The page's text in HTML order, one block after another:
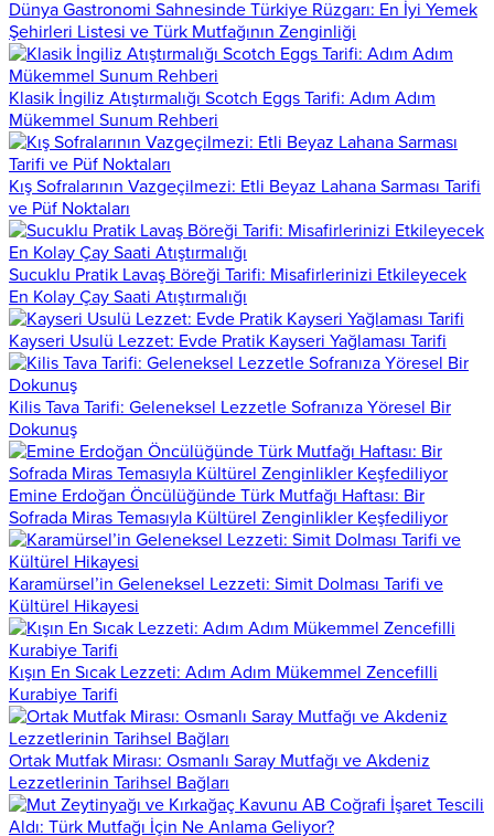
Dünya Gastronomi Sahnesinde Türkiye Rüzgarı: En İyi Yemek
Şehirleri Listesi ve Türk Mutfağının Zenginliği
Klasik İngiliz Atıştırmalığı Scotch Eggs Tarifi: Adım Adım
Mükemmel Sunum Rehberi
Kış Sofralarının Vazgeçilmezi: Etli Beyaz Lahana Sarması Tarifi
ve Püf Noktaları
Sucuklu Pratik Lavaş Böreği Tarifi: Misafirlerinizi Etkileyecek
En Kolay Çay Saati Atıştırmalığı
Kayseri Usulü Lezzet: Evde Pratik Kayseri Yağlaması Tarifi
Kilis Tava Tarifi: Geleneksel Lezzetle Sofranıza Yöresel Bir
Dokunuş
Emine Erdoğan Öncülüğünde Türk Mutfağı Haftası: Bir
Sofrada Miras Temasıyla Kültürel Zenginlikler Keşfediliyor
Karamürsel’in Geleneksel Lezzeti: Simit Dolması Tarifi ve
Kültürel Hikayesi
Kışın En Sıcak Lezzeti: Adım Adım Mükemmel Zencefilli
Kurabiye Tarifi
Ortak Mutfak Mirası: Osmanlı Saray Mutfağı ve Akdeniz
Lezzetlerinin Tarihsel Bağları